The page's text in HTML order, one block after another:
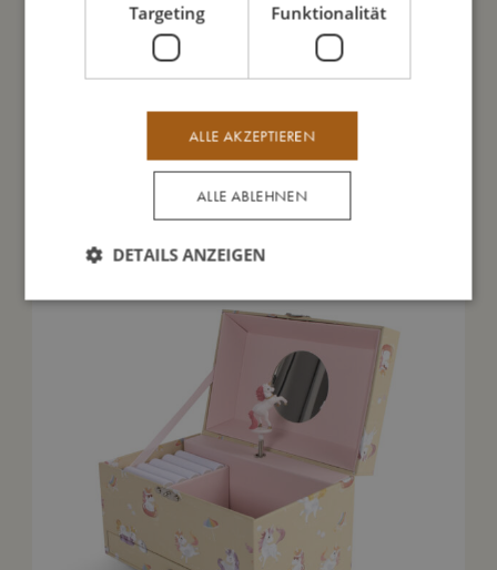
Das könnte dir auch gefallen
Targeting Funktionalität
ALLE AKZEPTIEREN
ALLE ABLEHNEN
DETAILS ANZEIGEN